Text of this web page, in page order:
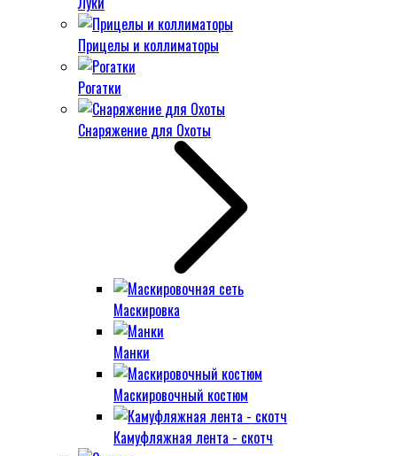
Прицелы и коллиматоры
Рогатки
Снаряжение для Охоты
Маскировка
Манки
Маскировочный костюм
Камуфляжная лента - скотч